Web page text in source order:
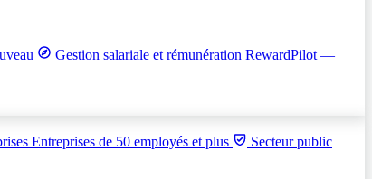
Gestion salariale et rémunération RewardPilot —
Entreprises de 50 employés et plus
Secteur public